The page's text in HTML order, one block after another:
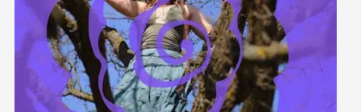
Staropramen, Becks, Hidra, Aspall cider)
▬▬▬ Upad: 0 € Trajanje: 17:00 – 24:00 Više
o ponudi Močvarnog birca pogledajte ovdje.